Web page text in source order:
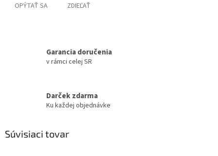
OPÝTAŤ SA ZDIEĽAŤ
Garancia doručenia
v rámci celej SR
Darček zdarma
Ku každej objednávke
Súvisiaci tovar